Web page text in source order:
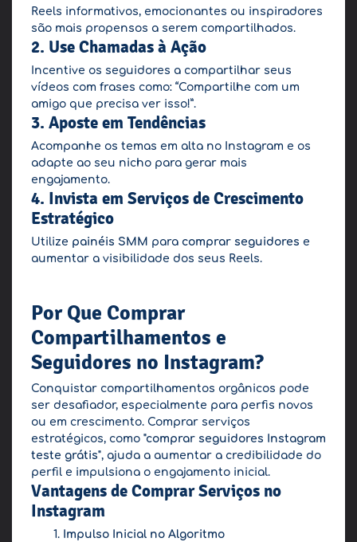
Reels informativos, emocionantes ou inspiradores
são mais propensos a serem compartilhados.
2. Use Chamadas à Ação
Incentive os seguidores a compartilhar seus
vídeos com frases como: “Compartilhe com um
amigo que precisa ver isso!”.
3. Aposte em Tendências
Acompanhe os temas em alta no Instagram e os
adapte ao seu nicho para gerar mais
engajamento.
4. Invista em Serviços de Crescimento
Estratégico
Utilize painéis SMM para comprar seguidores e
aumentar a visibilidade dos seus Reels.
Por Que Comprar
Compartilhamentos e
Seguidores no Instagram?
Conquistar compartilhamentos orgânicos pode
ser desafiador, especialmente para perfis novos
ou em crescimento. Comprar serviços
estratégicos, como "comprar seguidores Instagram
teste grátis", ajuda a aumentar a credibilidade do
perfil e impulsiona o engajamento inicial.
Vantagens de Comprar Serviços no
Instagram
Impulso Inicial no Algoritmo